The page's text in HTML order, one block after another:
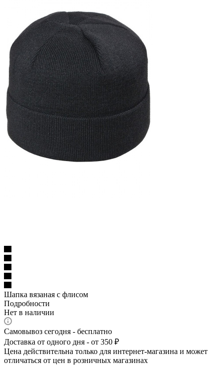
Шапка вязаная с флисом
Подробности
Нет в наличии
Самовывоз сегодня - бесплатно
Доставка от одного дня - от 350 ₽
Цена действительна только для интернет-магазина и может
отличаться от цен в розничных магазинах